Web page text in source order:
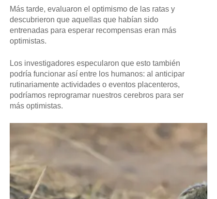
Más tarde, evaluaron el optimismo de las ratas y
descubrieron que aquellas que habían sido
entrenadas para esperar recompensas eran más
optimistas.
Los investigadores especularon que esto también
podría funcionar así entre los humanos: al anticipar
rutinariamente actividades o eventos placenteros,
podríamos reprogramar nuestros cerebros para ser
más optimistas.